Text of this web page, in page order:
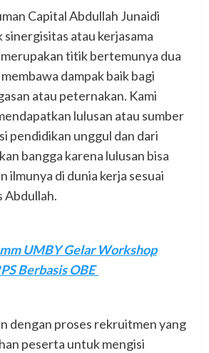
Capital Abdullah Junaidi
sinergisitas atau kerjasama
merupakan titik bertemunya dua
dampak baik bagi
atau peternakan. Kami
lulusan atau sumber
pendidikan unggul dan dari
bangga karena lulusan bisa
ilmunya di dunia kerja sesuai
Abdullah.
UMBY Gelar Workshop
Berbasis OBE
dengan proses rekruitmen yang
peserta untuk mengisi